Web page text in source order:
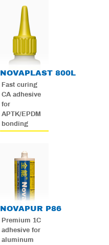
NOVAPLAST 800L
Fast curing
CA adhesive
for
APTK/EPDM
bonding
NOVAPUR P86
Premium 1C
adhesive for
aluminum